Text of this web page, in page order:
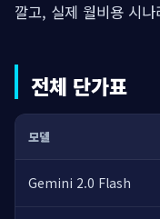
깔고, 실제 월비용 시
전체 단가표
모델
Gemini 2.0 Flash